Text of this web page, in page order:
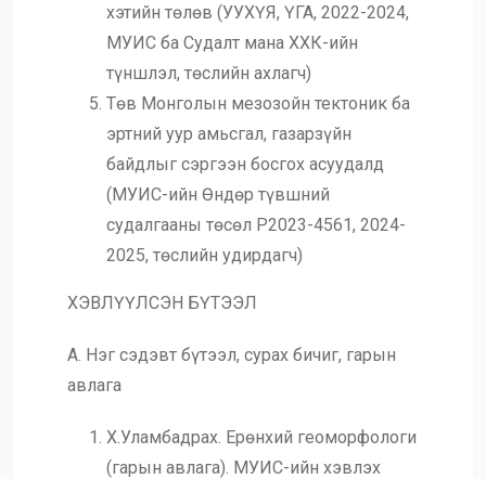
хэтийн төлөв (УУХҮЯ, ҮГА, 2022-2024,
МУИС ба Судалт мана ХХК-ийн
түншлэл, төслийн ахлагч)
Төв Монголын мезозойн тектоник ба
эртний уур амьсгал, газарзүйн
байдлыг сэргээн босгох асуудалд
(МУИС-ийн Өндөр түвшний
судалгааны төсөл Р2023-4561, 2024-
2025, төслийн удирдагч)
ХЭВЛҮҮЛСЭН БҮТЭЭЛ
А. Нэг сэдэвт бүтээл, сурах бичиг, гарын
авлага
Х.Уламбадрах. Ерөнхий геоморфологи
(гарын авлага). МУИС-ийн хэвлэх